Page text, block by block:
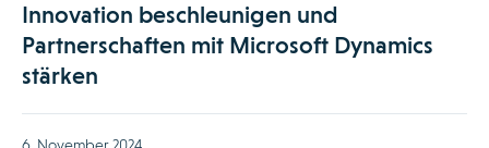
Innovation beschleunigen und
Partnerschaften mit Microsoft Dynamics
stärken